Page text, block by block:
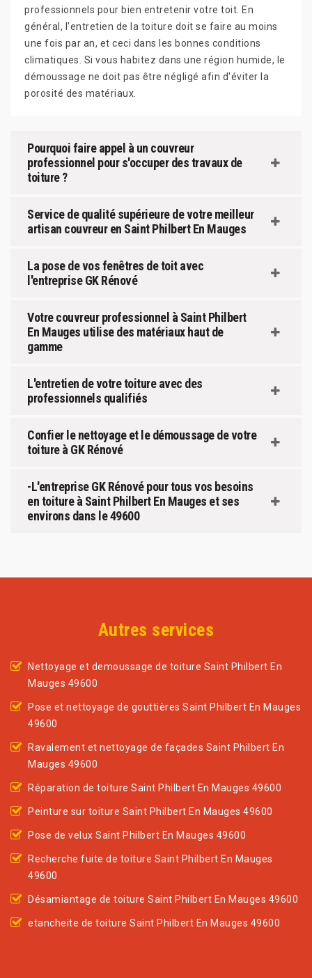
professionnels pour bien entretenir votre toit. En
général, l'entretien de la toiture doit se faire au moins
une fois par an, et ceci dans les bonnes conditions
climatiques. Si vous habitez dans une région humide, le
démoussage ne doit pas être négligé afin d'éviter la
porosité des matériaux.
Pourquoi faire appel à un couvreur
professionnel pour s'occuper des travaux de
toiture ?
Service de qualité supérieure de votre meilleur
artisan couvreur en Saint Philbert En Mauges
La pose de vos fenêtres de toit avec
l'entreprise GK Rénové
Votre couvreur professionnel à Saint Philbert
En Mauges utilise des matériaux haut de
gamme
L'entretien de votre toiture avec des
professionnels qualifiés
Confier le nettoyage et le démoussage de votre
toiture à GK Rénové
-L'entreprise GK Rénové pour tous vos besoins
en toiture à Saint Philbert En Mauges et ses
environs dans le 49600
Autres services
Nettoyage et demoussage de toiture Saint Philbert En
Mauges 49600
Pose et nettoyage de gouttières Saint Philbert En Mauges
49600
Ravalement et nettoyage de façades Saint Philbert En
Mauges 49600
Réparation de toiture Saint Philbert En Mauges 49600
Peinture sur toiture Saint Philbert En Mauges 49600
Pose de velux Saint Philbert En Mauges 49600
Recherche fuite de toiture Saint Philbert En Mauges
49600
Désamiantage de toiture Saint Philbert En Mauges 49600
etancheite de toiture Saint Philbert En Mauges 49600